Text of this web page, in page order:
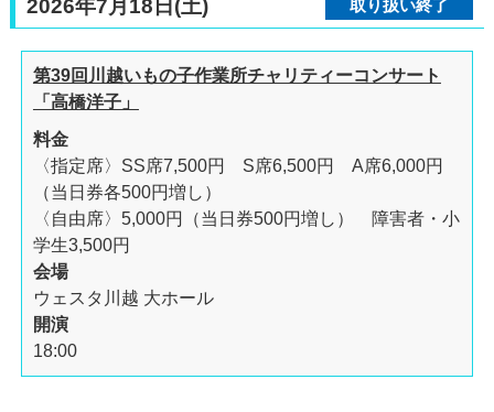
2026年7月18日(土) 取り扱い終了
第39回川越いもの子作業所チャリティーコンサート
「高橋洋子」
料金
〈指定席〉SS席7,500円 S席6,500円 A席6,000円
（当日券各500円増し）
〈自由席〉5,000円（当日券500円増し） 障害者・小
学生3,500円
会場
ウェスタ川越 大ホール
開演
18:00